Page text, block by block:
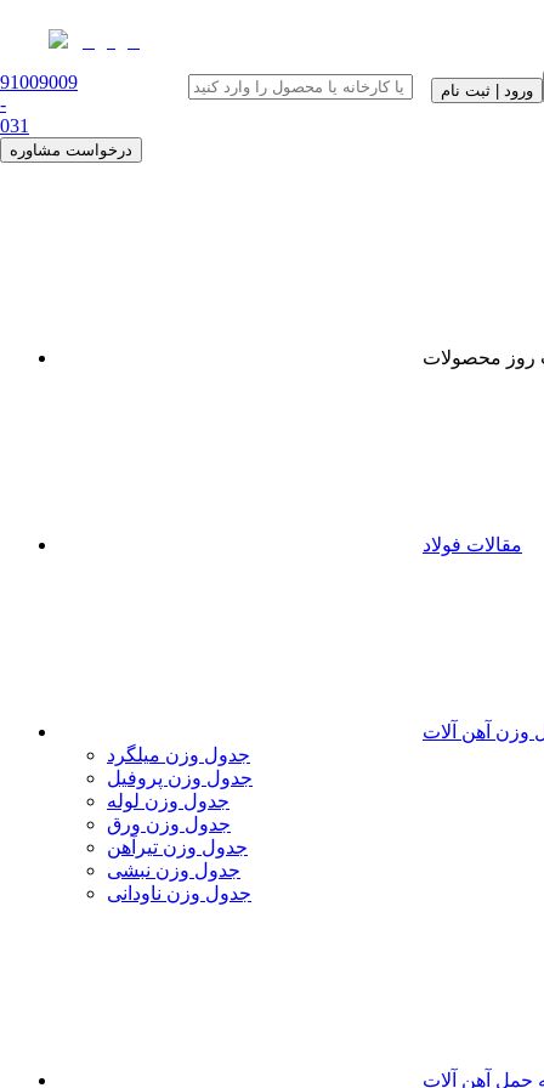
91009009
-
031
درخواست مشاوره
ورود | ثبت نام
روز محصولات
مقالات فولاد
وزن آهن آلات
جدول وزن میلگرد
جدول وزن پروفیل
جدول وزن لوله
جدول وزن ورق
جدول وزن تیرآهن
جدول وزن نبشی
جدول وزن ناودانی
حمل آهن آلات